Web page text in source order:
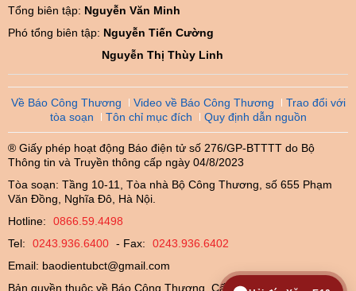
Tổng biên tập: Nguyễn Văn Minh
Phó tổng biên tập: Nguyễn Tiến Cường
Nguyễn Thị Thùy Linh
Về Báo Công Thương Video về Báo Công Thương
Trao đổi với
tòa soạn
Tôn chỉ mục đích Quy định dẫn nguồn
® Giấy phép hoạt động Báo điện tử số 276/GP-BTTTT do Bộ
Thông tin và Truyền thông cấp ngày 04/8/2023
Tòa soạn: Tầng 10-11, Tòa nhà Bộ Công Thương, số 655 Phạm
Văn Đồng, Nghĩa Đô, Hà Nội.
Hotline:
0866.59.4498
Tel:
0243.936.6400 - Fax:
0243.936.6402
Email: baodientubct@gmail.com
Bản quyền thuộc về Báo Công Thương. Cấm sao chép dưới mọi